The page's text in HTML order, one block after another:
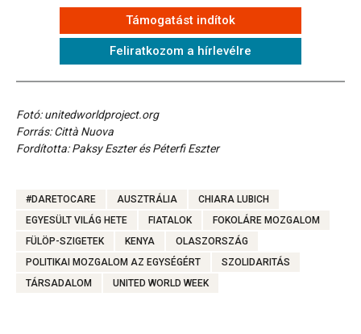
Támogatást indítok
Feliratkozom a hírlevélre
Fotó: unitedworldproject.org
Forrás: Città Nuova
Fordította: Paksy Eszter és Péterfi Eszter
#DARETOCARE AUSZTRÁLIA
CHIARA LUBICH
EGYESÜLT VILÁG HETE
FIATALOK
FOKOLÁRE MOZGALOM
FÜLÖP-SZIGETEK
KENYA
OLASZORSZÁG
POLITIKAI MOZGALOM AZ EGYSÉGÉRT
SZOLIDARITÁS
TÁRSADALOM
UNITED WORLD WEEK